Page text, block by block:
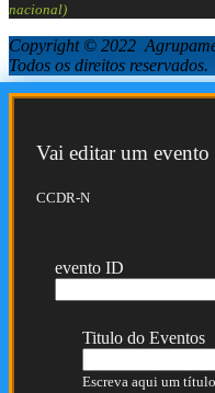
nacional)
Copyright © 2022
Todos os direitos reservados.
Vai editar um evento
CCDR-N
evento ID
Titulo do Eventos
Escreva aqui um